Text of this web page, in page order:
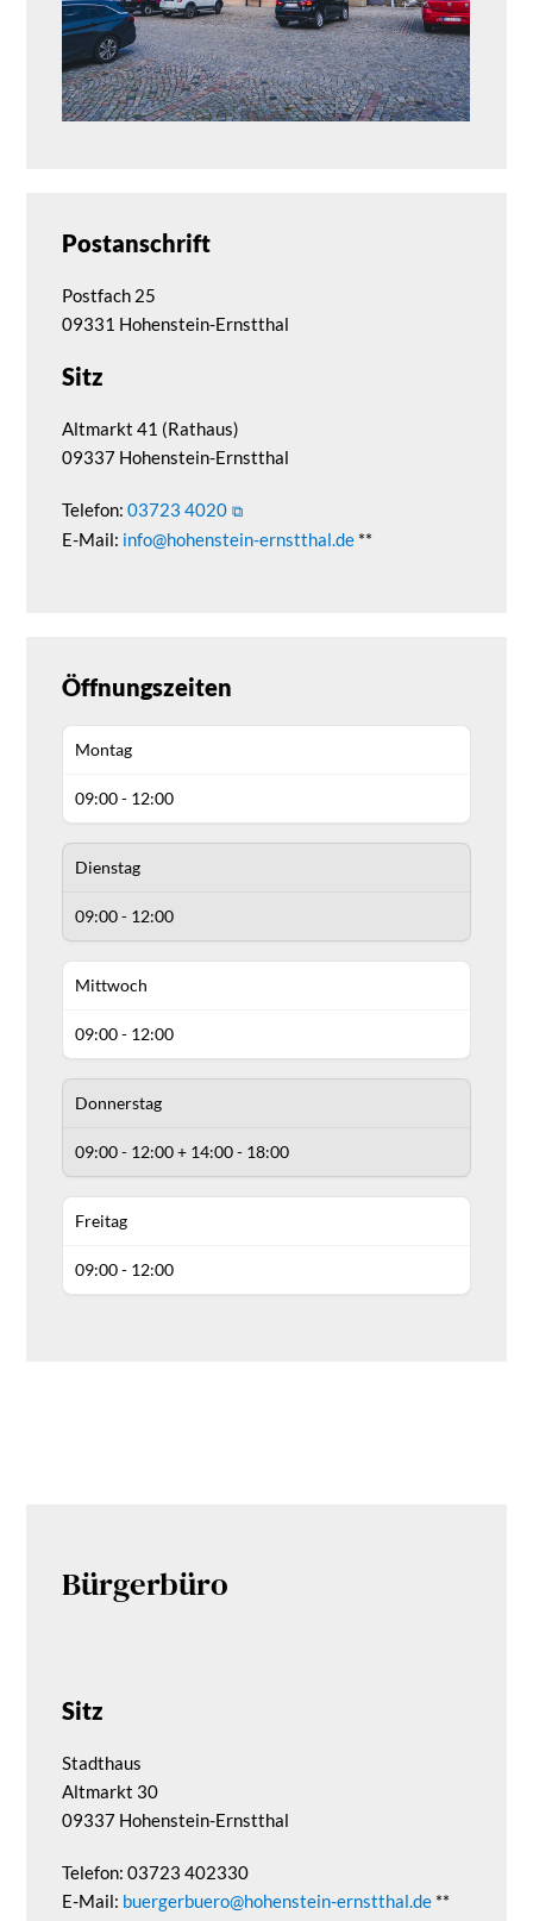
Postanschrift
Postfach 25
09331 Hohenstein-Ernstthal
Sitz
Altmarkt 41 (Rathaus)
09337 Hohenstein-Ernstthal
Telefon:03723 4020
E-Mail: info@hohenstein-ernstthal.de **
Öffnungszeiten
Montag
09:00 - 12:00
Dienstag
09:00 - 12:00
Mittwoch
09:00 - 12:00
Donnerstag
09:00 - 12:00 + 14:00 - 18:00
Freitag
09:00 - 12:00
Bürgerbüro
Sitz
Stadthaus
Altmarkt 30
09337 Hohenstein-Ernstthal
Telefon: 03723 402330
E-Mail: buergerbuero@hohenstein-ernstthal.de **